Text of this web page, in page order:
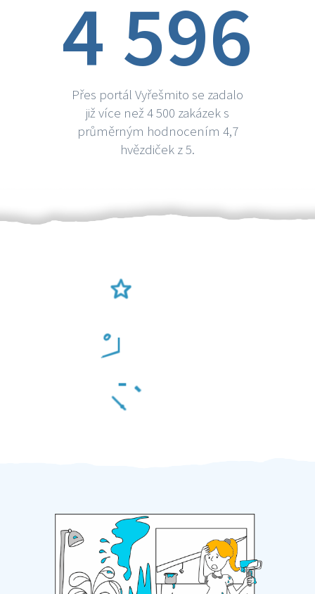
4 596
Přes portál Vyřešmito se zadalo
již více než 4 500 zakázek s
průměrným hodnocením 4,7
hvězdiček z 5.